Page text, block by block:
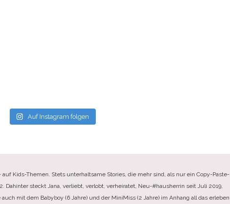
Auf Instagram folgen
Kids-Themen. Stets unterhaltsame Stories, die mehr sind, als nur ein Copy-Paste-
Dahinter steckt Jana, verliebt, verlobt, verheiratet, Neu-#hausherrin seit Juli 2019,
mit dem Babyboy (6 Jahre) und der MiniMiss (2 Jahre) im Anhang all das erleben